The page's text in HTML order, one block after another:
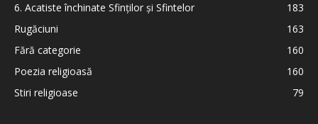
6. Acatiste închinate Sfinților și Sfintelor
183
Rugăciuni
163
Fără categorie
160
Poezia religioasă
160
Stiri religioase
79